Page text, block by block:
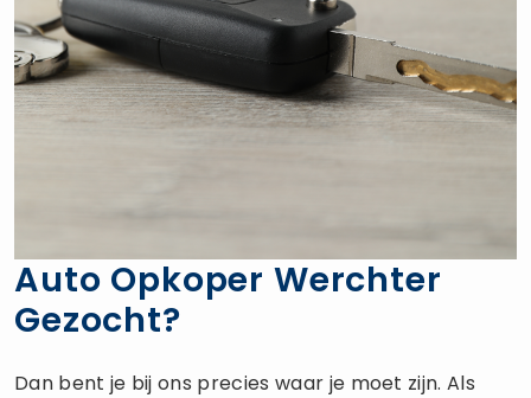
Auto Opkoper Werchter
Gezocht?
Dan bent je bij ons precies waar je moet zijn. Als